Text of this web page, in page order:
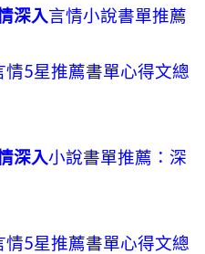
深入言情小說書單推薦
5星推薦書單心得文總
深入小說書單推薦：深
5星推薦書單心得文總